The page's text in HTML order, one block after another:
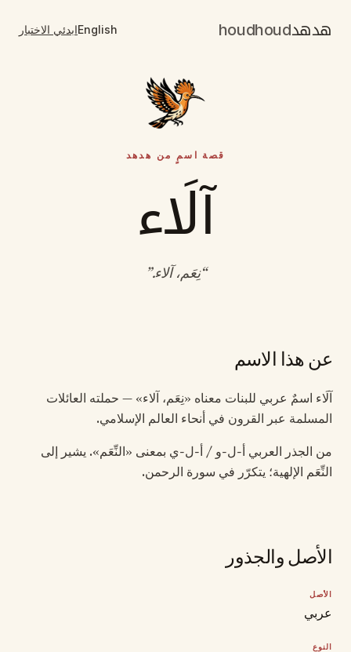
هدهدhoudhoud
Englishابدئي الاختبار
قصة اسمٍ من هدهد
آلَاء
“نِعَم، آلاء.”
عن هذا الاسم
آلَاء اسمٌ عربي للبنات معناه «نِعَم، آلاء» — حملته العائلات
المسلمة عبر القرون في أنحاء العالم الإسلامي.
من الجذر العربي أ-ل-و / أ-ل-ي بمعنى «النِّعَم». يشير إلى
النِّعَم الإلهية؛ يتكرّر في سورة الرحمن.
الأصل والجذور
الأصل
عربي
النوع